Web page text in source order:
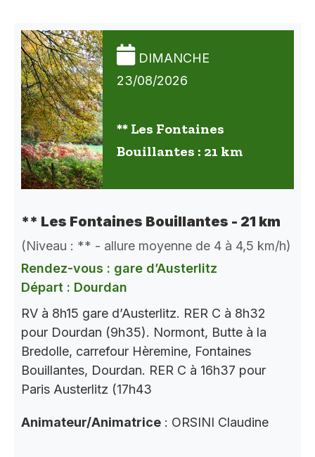
DIMANCHE
23/08/2026
** Les Fontaines
Bouillantes : 21 km
** Les Fontaines Bouillantes - 21 km
(Niveau : ** - allure moyenne de 4 à 4,5 km/h)
Rendez-vous : gare d’Austerlitz
Départ : Dourdan
RV à 8h15 gare d’Austerlitz. RER C à 8h32
pour Dourdan (9h35). Normont, Butte à la
Bredolle, carrefour Hèremine, Fontaines
Bouillantes, Dourdan. RER C à 16h37 pour
Paris Austerlitz (17h43
Animateur/Animatrice : ORSINI Claudine